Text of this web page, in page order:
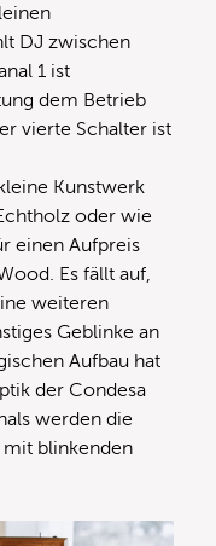
DJ zwischen
1 ist
dem Betrieb
vierte Schalter ist
Kunstwerk
oder wie
einen Aufpreis
Es fällt auf,
weiteren
Geblinke an
Aufbau hat
der Condesa
werden die
blinkenden